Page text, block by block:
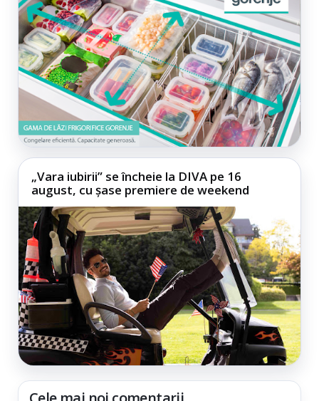
„Vara iubirii” se încheie la DIVA pe 16
august, cu șase premiere de weekend